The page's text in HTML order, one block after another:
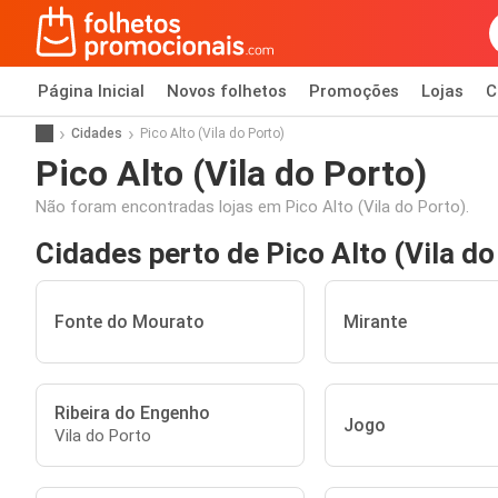
Página Inicial Novos folhetos Promoções Lojas
Cidades Pico Alto (Vila do Porto)
Pico Alto (Vila do Porto)
Não foram encontradas lojas em Pico Alto (Vila do Porto).
Cidades perto de Pico Alto (Vila
Fonte do Mourato Mirante
Ribeira do Engenho
Vila do Porto Jogo